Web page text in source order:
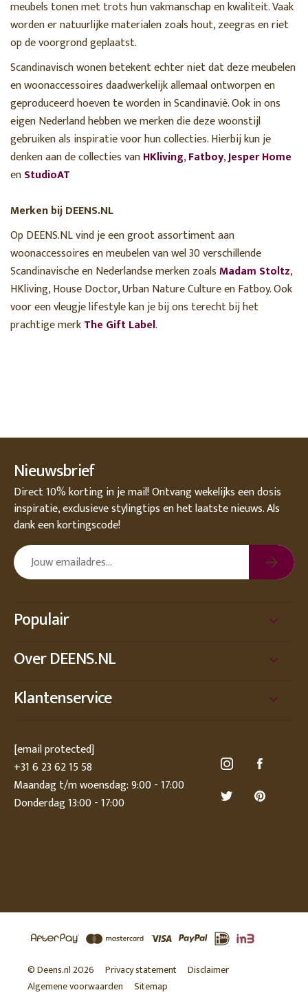
meubels tonen met trots hun vakmanschap en kwaliteit. Vaak
worden er natuurlijke materialen zoals hout, zeegras en riet
op de voorgrond geplaatst.
Scandinavisch wonen betekent echter niet dat deze meubelen
en woonaccessoires daadwerkelijk allemaal ontworpen en
geproduceerd hoeven te worden in Scandinavië. Ook in ons
eigen Nederland hebben we merken die deze woonstijl
gebruiken als inspiratie voor hun collecties. Hierbij kun je
denken aan de collecties vanHKliving,Fatboy,Jesper Home
enStudioAT
Merken bij DEENS.NL
Op DEENS.NL vind je een groot assortiment aan
woonaccessoires en meubelen van wel 30 verschillende
Scandinavische en Nederlandse merken zoalsMadam Stoltz,
HKliving, House Doctor, Urban Nature Culture en Fatboy. Ook
voor een vleugje lifestyle kan je bij ons terecht bij het
prachtige merkThe Gift Label.
Nieuwsbrief
Direct 10% korting in je mail! Ontvang wekelijks een dosis
inspiratie, exclusieve stylingtips en het laatste nieuws. Als
dank een kortingscode!
Populair
Over DEENS.NL
Klantenservice
[email protected]
+31 6 23 62 15 58
Maandag t/m woensdag: 9:00 - 17:00
Donderdag 13:00 - 17:00
© Deens.nl 2026 Privacy statement
Disclaimer
Algemene voorwaarden
Sitemap